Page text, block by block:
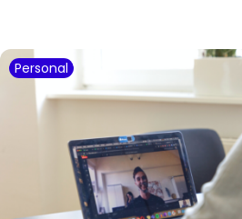
Personal